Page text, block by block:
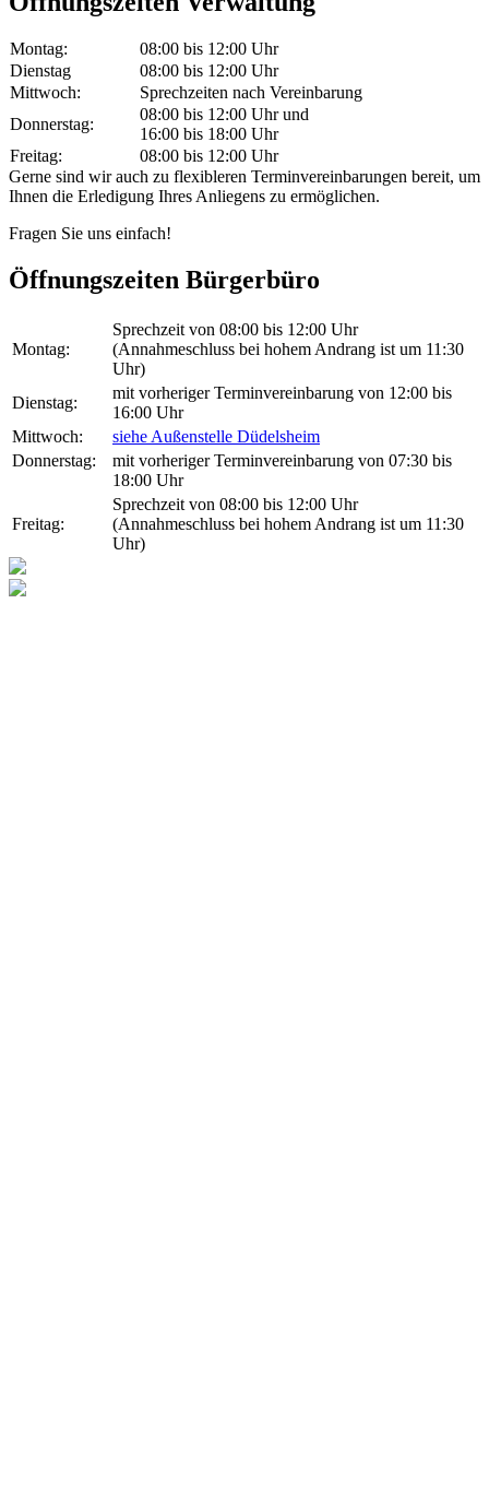
Montag:
08:00 bis 12:00 Uhr
Dienstag
08:00 bis 12:00 Uhr
Mittwoch:
Sprechzeiten nach Vereinbarung
Donnerstag:
08:00 bis 12:00 Uhr und
16:00 bis 18:00 Uhr
Freitag:
08:00 bis 12:00 Uhr
Gerne sind wir auch zu flexibleren Terminvereinbarungen bereit, um
Ihnen die Erledigung Ihres Anliegens zu ermöglichen.
Fragen Sie uns einfach!
Öffnungszeiten Bürgerbüro
Montag:
Sprechzeit von 08:00 bis 12:00 Uhr
(Annahmeschluss bei hohem Andrang ist um 11:30
Uhr)
Dienstag:
mit vorheriger Terminvereinbarung von 12:00 bis
16:00 Uhr
Mittwoch:
siehe Außenstelle Düdelsheim
Donnerstag:
mit vorheriger Terminvereinbarung von 07:30 bis
18:00 Uhr
Freitag:
Sprechzeit von 08:00 bis 12:00 Uhr
(Annahmeschluss bei hohem Andrang ist um 11:30
Uhr)